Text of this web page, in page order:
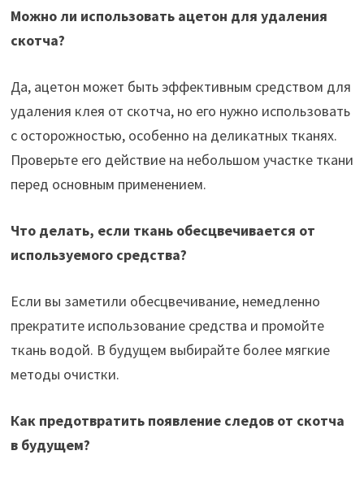
Можно ли использовать ацетон для удаления
скотча?
Да, ацетон может быть эффективным средством для
удаления клея от скотча, но его нужно использовать
с осторожностью, особенно на деликатных тканях.
Проверьте его действие на небольшом участке ткани
перед основным применением.
Что делать, если ткань обесцвечивается от
используемого средства?
Если вы заметили обесцвечивание, немедленно
прекратите использование средства и промойте
ткань водой. В будущем выбирайте более мягкие
методы очистки.
Как предотвратить появление следов от скотча
в будущем?